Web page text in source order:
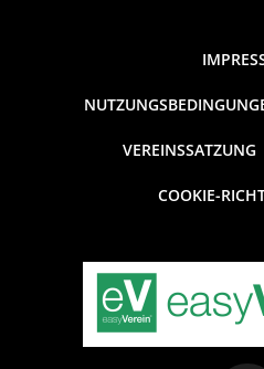
VEREINSSATZUNG
COOKIE-